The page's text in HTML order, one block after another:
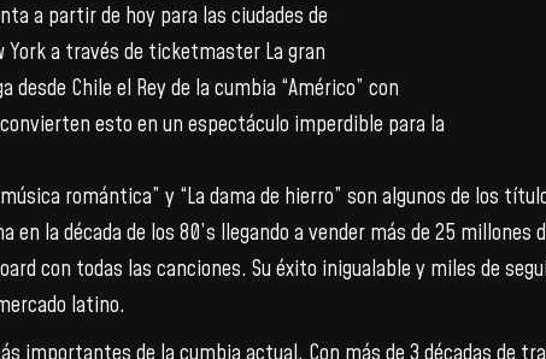
a partir de hoy para las ciudades de
York a través de ticketmaster La gran
Chile el Rey de la cumbia “Américo” con
esto en un espectáculo imperdible para la
romántica” y “La dama de hierro” son algunos de los
la década de los 80’s llegando a vender más de 25
con todas las canciones. Su éxito inigualable y miles de
latino.